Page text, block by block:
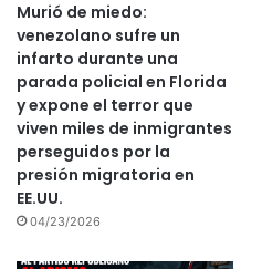
Murió de miedo:
venezolano sufre un
infarto durante una
parada policial en Florida
y expone el terror que
viven miles de inmigrantes
perseguidos por la
presión migratoria en
EE.UU.
04/23/2026